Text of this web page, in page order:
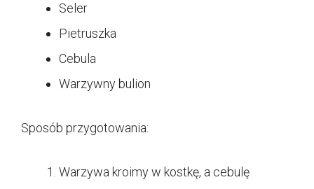
Seler
Pietruszka
Cebula
Warzywny bulion
Sposób przygotowania:
Warzywa kroimy w kostkę, a cebulę